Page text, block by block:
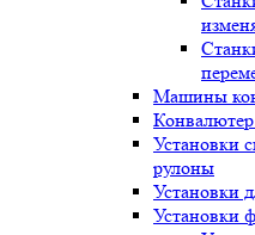
Машины
Установки
рулоны
Установки
Установки